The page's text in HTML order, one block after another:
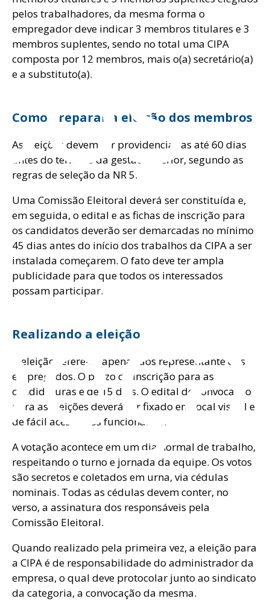
pelos trabalhadores, da mesma forma o
empregador deve indicar 3 membros titulares e 3
membros suplentes, sendo no total uma CIPA
composta por 12 membros, mais o(a) secretário(a)
e a substituto(a).
Como preparar a eleição dos membros
As eleições devem ser providenciadas até 60 dias
antes do término da gestão anterior, segundo as
regras de seleção da NR 5.
Uma Comissão Eleitoral deverá ser constituída e,
em seguida, o edital e as fichas de inscrição para
os candidatos deverão ser demarcadas no mínimo
45 dias antes do início dos trabalhos da CIPA a ser
instalada começarem. O fato deve ter ampla
publicidade para que todos os interessados
possam participar.
Realizando a eleição
A eleição refere-se apenas aos representante dos
empregados. O prazo de inscrição para as
candidaturas é de 15 dias. O edital de convocação
para as eleições deverá ser fixado em local visível e
de fácil acesso dos funcionários.
A votação acontece em um dia normal de trabalho,
respeitando o turno e jornada da equipe. Os votos
são secretos e coletados em urna, via cédulas
nominais. Todas as cédulas devem conter, no
verso, a assinatura dos responsáveis pela
Comissão Eleitoral.
Quando realizado pela primeira vez, a eleição para
a CIPA é de responsabilidade do administrador da
empresa, o qual deve protocolar junto ao sindicato
da categoria, a convocação da mesma.